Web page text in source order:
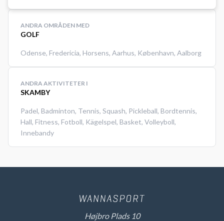
Det er ikke nødvendigt at være
ANDRA OMRÅDEN MED
GOLF
Odense, Fredericia, Horsens, Aarhus, København, Aalborg
ANDRA AKTIVITETER I
SKAMBY
Padel, Badminton, Tennis, Squash, Pickleball, Bordtennis,
Hall, Fitness, Fotboll, Kägelspel, Basket, Volleyboll,
Innebandy
Højbro Plads 10